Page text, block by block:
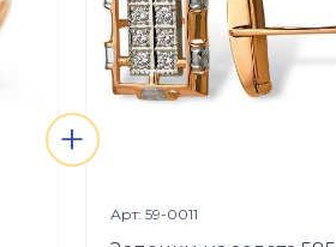
+
Арт: 59-0011